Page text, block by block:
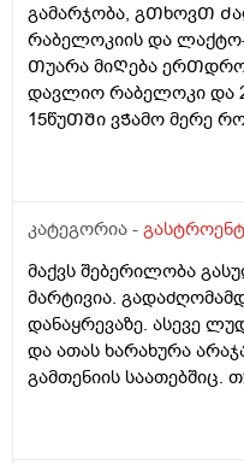
გამარჯობა, გᲗხოვᲗ
რაბელოკიის და
Თუარა მიᲦება
დავლიო რაბელოკი და
15წუᲗᲨი ვᲭამო მერე
მიდრეკილი ვარ და
ბიენზა, კალციმესი .)
კატეგორია -
მაქვს შებერილობა
მარტივია.
დანაყრევაზე. ასევე
და ათას ხარახურა
გამთენიის საათებშიც.
კალორიულ